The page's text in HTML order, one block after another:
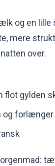
og en
mere
over.
flot gylden
forlænger